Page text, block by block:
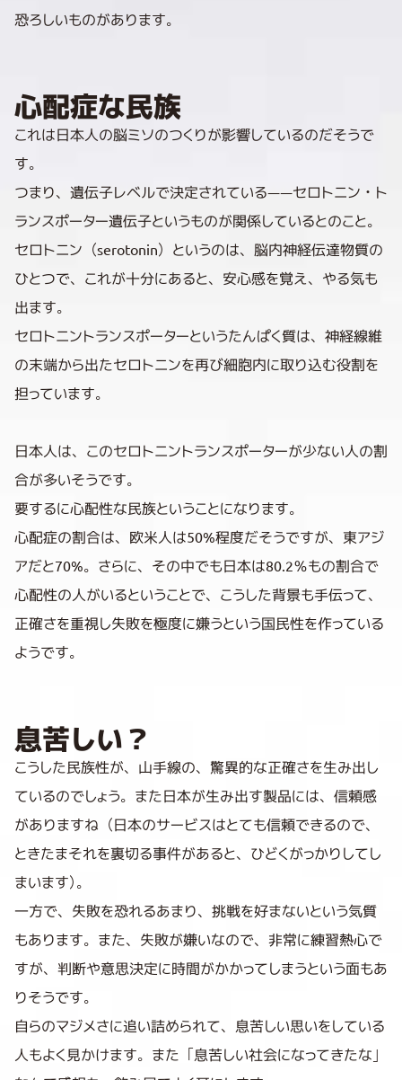
恐ろしいものがあります。
心配症な民族
これは日本人の脳ミソのつくりが影響しているのだそうで
す。
つまり、遺伝子レベルで決定されている――セロトニン・ト
ランスポーター遺伝子というものが関係しているとのこと。
セロトニン（serotonin）というのは、脳内神経伝達物質の
ひとつで、これが十分にあると、安心感を覚え、やる気も
出ます。
セロトニントランスポーターというたんぱく質は、神経線維
の末端から出たセロトニンを再び細胞内に取り込む役割を
担っています。
日本人は、このセロトニントランスポーターが少ない人の割
合が多いそうです。
要するに心配性な民族ということになります。
心配症の割合は、欧米人は50%程度だそうですが、東アジ
アだと70%。さらに、その中でも日本は80.2％もの割合で
心配性の人がいるということで、こうした背景も手伝って、
正確さを重視し失敗を極度に嫌うという国民性を作っている
ようです。
息苦しい？
こうした民族性が、山手線の、驚異的な正確さを生み出し
ているのでしょう。また日本が生み出す製品には、信頼感
がありますね（日本のサービスはとても信頼できるので、
ときたまそれを裏切る事件があると、ひどくがっかりしてし
まいます）。
一方で、失敗を恐れるあまり、挑戦を好まないという気質
もあります。また、失敗が嫌いなので、非常に練習熱心で
すが、判断や意思決定に時間がかかってしまうという面もあ
りそうです。
自らのマジメさに追い詰められて、息苦しい思いをしている
人もよく見かけます。また「息苦しい社会になってきたな」